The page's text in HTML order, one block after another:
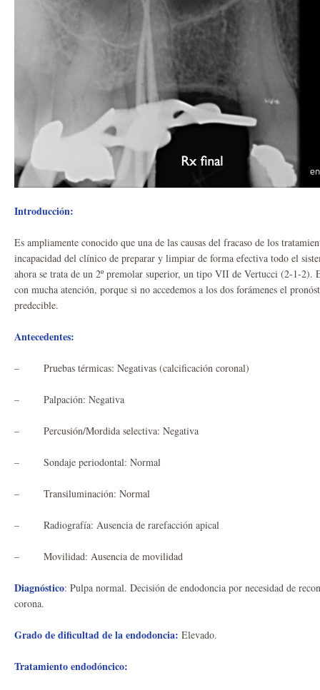
Introducción:
Es ampliamente conocido que una de las causas del fracaso de los
incapacidad del clínico de preparar y limpiar de forma efectiva todo el
ahora se trata de un 2º premolar superior, un tipo VII de Vertucci (2-1-2).
con mucha atención, porque si no accedemos a los dos forámenes el
predecible.
Antecedentes:
– Pruebas térmicas: Negativas (calcificación coronal)
– Palpación: Negativa
– Percusión/Mordida selectiva: Negativa
– Sondaje periodontal: Normal
– Transiluminación: Normal
– Radiografía: Ausencia de rarefacción apical
– Movilidad: Ausencia de movilidad
Diagnóstico: Pulpa normal. Decisión de endodoncia por necesidad de
corona.
Grado de dificultad de la endodoncia: Elevado.
Tratamiento endodóncico: